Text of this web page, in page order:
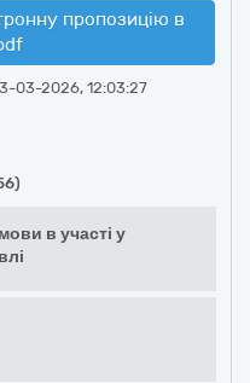
пропозицію в
03-2026, 12:03:27
в участі у